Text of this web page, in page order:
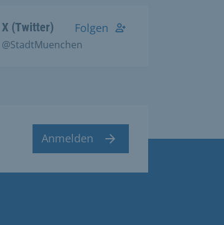
X (Twitter)
@StadtMuenchen
Folgen
Anmelden